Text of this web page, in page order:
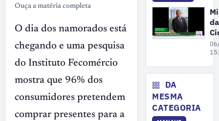
Ouça a matéria completa
O dia dos namorados está
chegando e uma pesquisa
do Instituto Fecomércio
mostra que 96% dos
consumidores pretendem
comprar presentes para a
DA
MESMA
CATEGORIA